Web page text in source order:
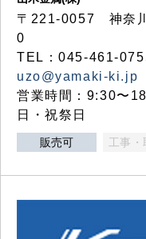
〒221-0057 神奈
0
TEL：045-461-
uzo@yamaki-ki.jp
営業時間：9:30〜
日・祝祭日
販売可 工事・